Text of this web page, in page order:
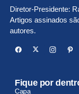
Diretor-Presidente:
Artigos assinados
autores.
Fique por
Capa